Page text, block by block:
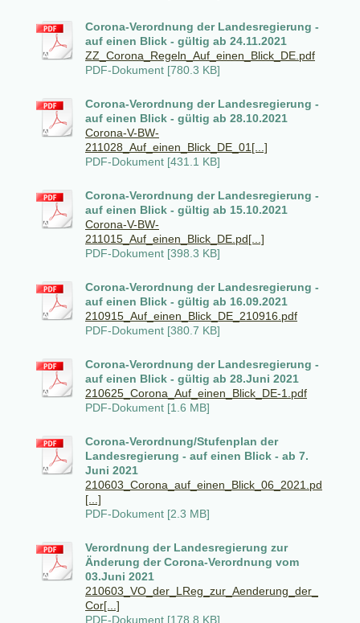
Corona-Verordnung der Landesregierung -
auf einen Blick - gültig ab 24.11.2021
ZZ_Corona_Regeln_Auf_einen_Blick_DE.pdf
PDF-Dokument [780.3 KB]
Corona-Verordnung der Landesregierung -
auf einen Blick - gültig ab 28.10.2021
Corona-V-BW-
211028_Auf_einen_Blick_DE_01[...]
PDF-Dokument [431.1 KB]
Corona-Verordnung der Landesregierung -
auf einen Blick - gültig ab 15.10.2021
Corona-V-BW-
211015_Auf_einen_Blick_DE.pd[...]
PDF-Dokument [398.3 KB]
Corona-Verordnung der Landesregierung -
auf einen Blick - gültig ab 16.09.2021
210915_Auf_einen_Blick_DE_210916.pdf
PDF-Dokument [380.7 KB]
Corona-Verordnung der Landesregierung -
auf einen Blick - gültig ab 28.Juni 2021
210625_Corona_Auf_einen_Blick_DE-1.pdf
PDF-Dokument [1.6 MB]
Corona-Verordnung/Stufenplan der
Landesregierung - auf einen Blick - ab 7.
Juni 2021
210603_Corona_auf_einen_Blick_06_2021.pd
[...]
PDF-Dokument [2.3 MB]
Verordnung der Landesregierung zur
Änderung der Corona-Verordnung vom
03.Juni 2021
210603_VO_der_LReg_zur_Aenderung_der_
Cor[...]
PDF-Dokument [178.8 KB]